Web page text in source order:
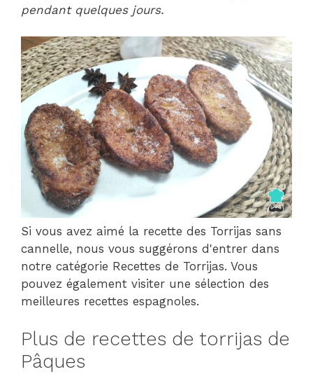
pendant quelques jours.
Si vous avez aimé la recette des Torrijas sans
cannelle, nous vous suggérons d'entrer dans
notre catégorie Recettes de Torrijas. Vous
pouvez également visiter une sélection des
meilleures recettes espagnoles.
Plus de recettes de torrijas de
Pâques